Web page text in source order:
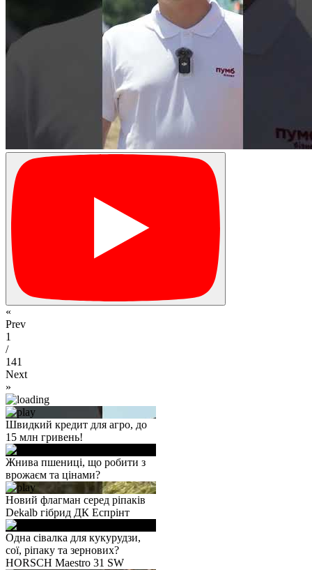
«
Prev
1
/
141
Next
»
Швидкий кредит для агро, до
15 млн гривень!
Жнива пшениці, що робити з
врожаєм та цінами?
Новий флагман серед ріпаків
Dekalb гібрид ДК Еспрінт
Одна сівалка для кукурудзи,
сої, ріпаку та зернових?
HORSCH Maestro 31 SW